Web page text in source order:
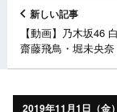
新しい記事
【動画】乃木坂46
齋藤飛鳥・堀未央
2019年11月1日（金）